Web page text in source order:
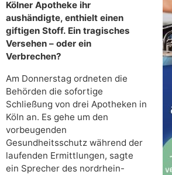
Kölner Apotheke ihr
aushändigte, enthielt einen
giftigen Stoff. Ein tragisches
Versehen – oder ein
Verbrechen?
Am Donnerstag ordneten die
Behörden die sofortige
Schließung von drei Apotheken in
Köln an. Es gehe um den
vorbeugenden
Gesundheitsschutz während der
laufenden Ermittlungen, sagte
ein Sprecher des nordrhein-